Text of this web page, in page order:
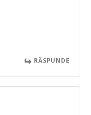
RĂSPUNDE